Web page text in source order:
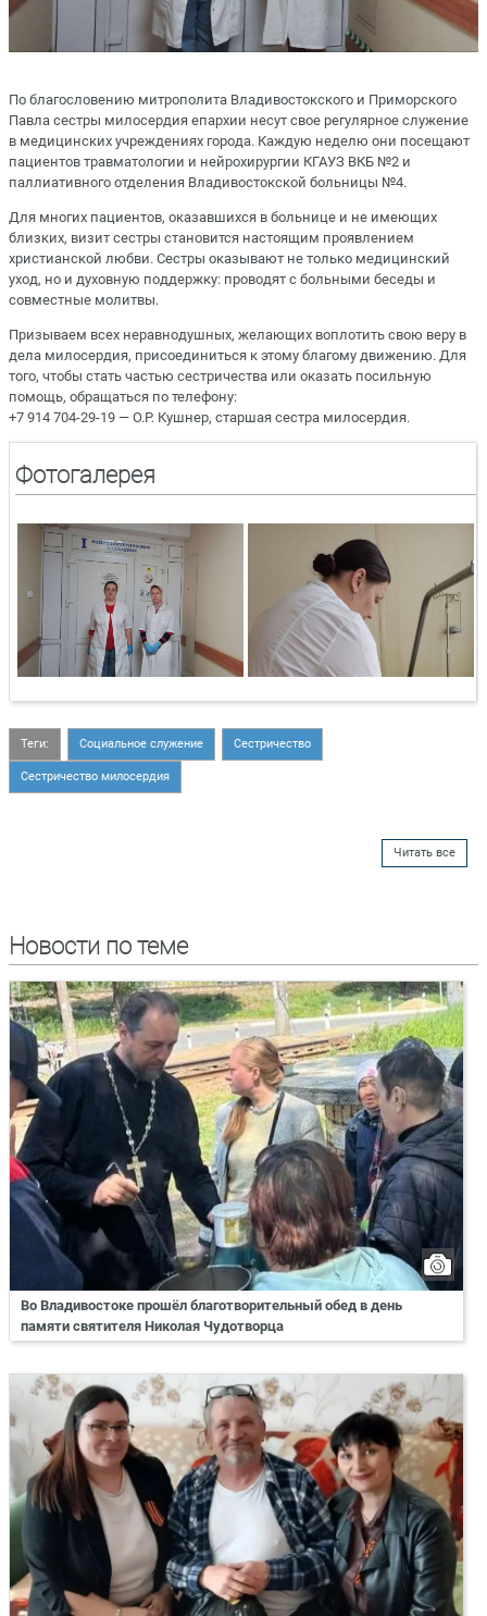
По благословению митрополита Владивостокского и Приморского
Павла сестры милосердия епархии несут свое регулярное служение
в медицинских учреждениях города. Каждую неделю они посещают
пациентов травматологии и нейрохирургии КГАУЗ ВКБ №2 и
паллиативного отделения Владивостокской больницы №4.
Для многих пациентов, оказавшихся в больнице и не имеющих
близких, визит сестры становится настоящим проявлением
христианской любви. Сестры оказывают не только медицинский
уход, но и духовную поддержку: проводят с больными беседы и
совместные молитвы.
Призываем всех неравнодушных, желающих воплотить свою веру в
дела милосердия, присоединиться к этому благому движению. Для
того, чтобы стать частью сестричества или оказать посильную
помощь, обращаться по телефону:
+7 914 704-29-19 — О.Р. Кушнер, старшая сестра милосердия.
Фотогалерея
Теги: Социальное служение Сестричество
Сестричество милосердия
Читать все
Новости по теме
Во Владивостоке прошёл благотворительный обед в день
памяти святителя Николая Чудотворца